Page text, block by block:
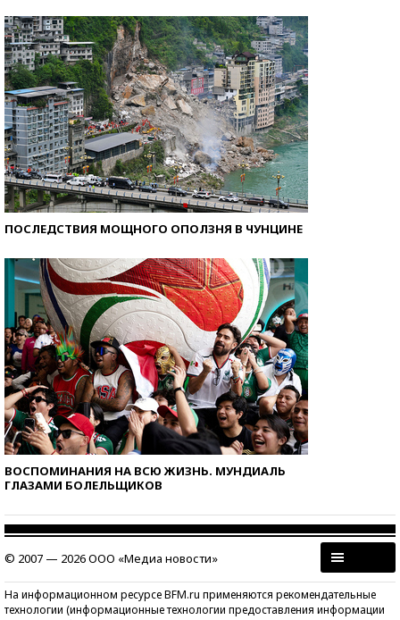
ПОСЛЕДСТВИЯ МОЩНОГО ОПОЛЗНЯ В ЧУНЦИНЕ
ВОСПОМИНАНИЯ НА ВСЮ ЖИЗНЬ. МУНДИАЛЬ
ГЛАЗАМИ БОЛЕЛЬЩИКОВ
© 2007 — 2026 ООО «Медиа новости»
На информационном ресурсе BFM.ru применяются рекомендательные
технологии (информационные технологии предоставления информации